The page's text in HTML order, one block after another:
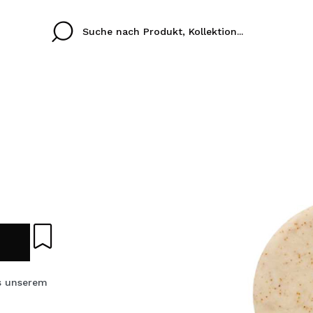
ICH
Durch die Erstellung
Einkäufe schnell
colori